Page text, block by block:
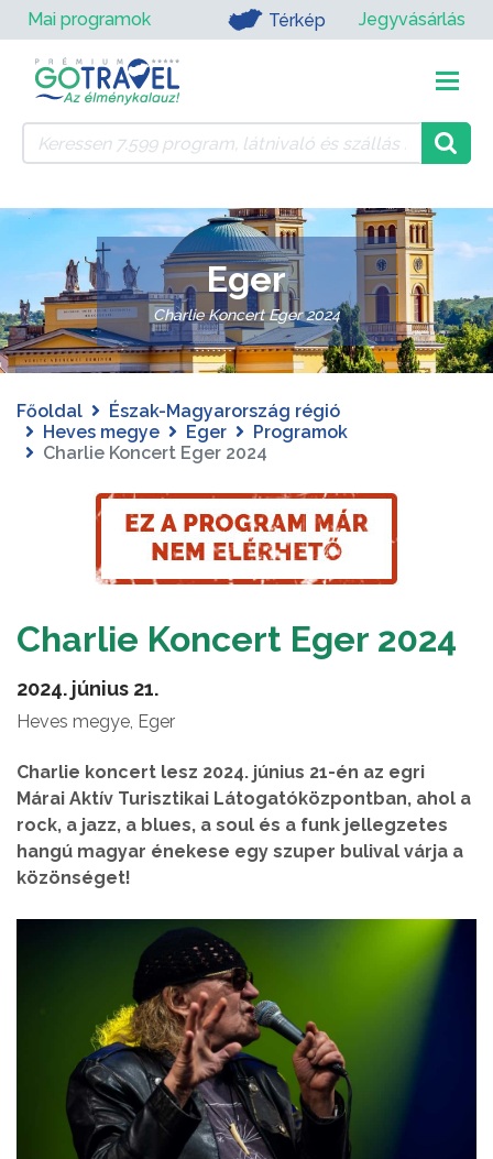
Mai programok Térkép Jegyvásárlás
Eger
Charlie Koncert Eger 2024
Főoldal
Észak-Magyarország régió
Heves megye
Eger
Programok
Charlie Koncert Eger 2024
Charlie Koncert Eger 2024
2024. június 21.
Heves megye, Eger
Charlie koncert lesz 2024. június 21-én az egri
Márai Aktív Turisztikai Látogatóközpontban, ahol a
rock, a jazz, a blues, a soul és a funk jellegzetes
hangú magyar énekese egy szuper bulival várja a
közönséget!